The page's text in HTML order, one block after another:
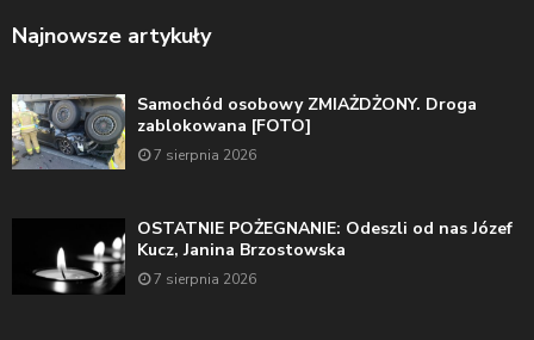
Najnowsze artykuły
Samochód osobowy ZMIAŻDŻONY. Droga
zablokowana [FOTO]
7 sierpnia 2026
OSTATNIE POŻEGNANIE: Odeszli od nas Józef
Kucz, Janina Brzostowska
7 sierpnia 2026